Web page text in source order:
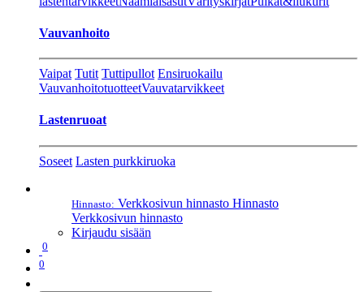
Vauvanhoito
Vaipat Tutit Tuttipullot Ensiruokailu
VauvanhoitotuotteetVauvatarvikkeet
Lastenruoat
Soseet Lasten purkkiruoka
Hinnasto: Verkkosivun hinnasto Hinnasto
Verkkosivun hinnasto
Kirjaudu sisään
0
0